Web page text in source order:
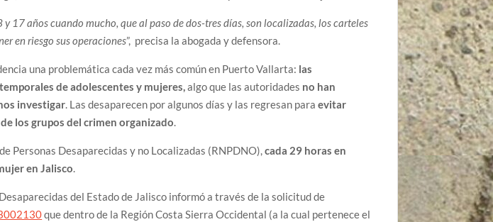
17 años cuando mucho, que al paso de dos-tres días, son localizadas, los carteles
en riesgo sus operaciones”, precisa la abogada y defensora.
una problemática cada vez más común en Puerto Vallarta: las
de adolescentes y mujeres,algo que las autoridades no han
investigar. Las desaparecen por algunos días y las regresan paraevitar
los grupos del crimen organizado.
Personas Desaparecidas y no Localizadas (RNPDNO),cada 29 horas en
en Jalisco.
del Estado de Jalisco informó a través de la solicitud de
que dentro de la Región Costa Sierra Occidental (a la cual pertenece el